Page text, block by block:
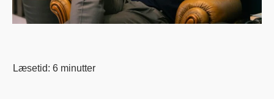
Læsetid: 6 minutter